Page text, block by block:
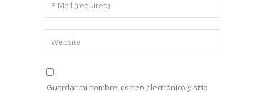
Guardar mi nombre, correo electrónico y sitio